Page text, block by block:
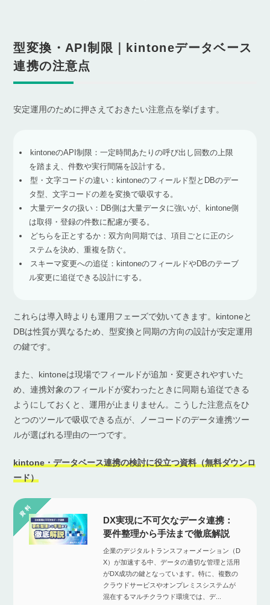
型変換・API制限｜kintoneデータベース
連携の注意点
安定運用のために押さえておきたい注意点を挙げます。
kintoneのAPI制限：一定時間あたりの呼び出し回数の上限
を踏まえ、件数や実行間隔を設計する。
型・文字コードの違い：kintoneのフィールド型とDBのデー
タ型、文字コードの差を変換で吸収する。
大量データの扱い：DB側は大量データに強いが、kintone側
は取得・登録の件数に配慮が要る。
どちらを正とするか：双方向同期では、項目ごとに正のシ
ステムを決め、重複を防ぐ。
スキーマ変更への追従：kintoneのフィールドやDBのテーブ
ル変更に追従できる設計にする。
これらは導入時よりも運用フェーズで効いてきます。kintoneと
DBは性質が異なるため、型変換と同期の方向の設計が安定運用
の鍵です。
また、kintoneは現場でフィールドが追加・変更されやすいた
め、連携対象のフィールドが変わったときに同期も追従できる
ようにしておくと、運用が止まりません。こうした注意点をひ
とつのツールで吸収できる点が、ノーコードのデータ連携ツー
ルが選ばれる理由の一つです。
kintone・データベース連携の検討に役立つ資料（無料ダウンロ
ード）
DX実現に不可欠なデータ連携：
要件整理から手法まで徹底解説
企業のデジタルトランスフォーメーション（D
X）が加速する中、データの適切な管理と活用
がDX成功の鍵となっています。特に、複数の
クラウドサービスやオンプレミスシステムが
混在するマルチクラウド環境では、デ...